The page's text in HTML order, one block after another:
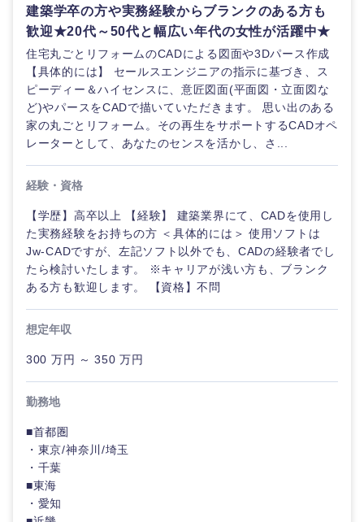
マーケテ
ィング
営業
サービス
リ
イ
テ
ィ
ブ
専門職
技術職
Webサー
ビス・制
作、ゲー
ム
技術職
経営企画
政策渉外
その他企画業務
営業
サービス
クリエイティブ
コンサルタント
専門職
技術職（IT）、Webサービス・制作、ゲーム
技術職（モノづくり）
メディカル
不動産専門職
建設・施工管理
事務職
その他
食品・化粧品・アパレル・消費財
メディカル・ヘルスケア・ライフサイエンス
金融
建設・不動産
倉庫・運輸・物流
小売・通販・外食
IT・通信
関東地方
茨城県 栃木県
群馬県 埼玉県
千葉県 東京都
神奈川県
甲信越・北陸
石川県
こだわり条件を入力ください
急募 第二新卒
上場企業
スタートアップ企
業
外資系企業
転勤なし 海外勤務あり
フルリモート
年間休日120日以
上
建築学卒の方や実務経験からブランクのある方も
歓迎★20代～50代と幅広い年代の女性が活躍中★
住宅丸ごとリフォームのCADによる図面や3Dパース作成
【具体的には】 セールスエンジニアの指示に基づき、ス
ピーディー＆ハイセンスに、意匠図面(平面図・立面図な
ど)やパースをCADで描いていただきます。 思い出のある
家の丸ごとリフォーム。その再生をサポートするCADオペ
レーターとして、あなたのセンスを活かし、さ...
経験・資格
【学歴】高卒以上 【経験】 建築業界にて、CADを使用し
た実務経験をお持ちの方 ＜具体的には＞ 使用ソフトは
Jw-CADですが、左記ソフト以外でも、CADの経験者でし
たら検討いたします。 ※キャリアが浅い方も、ブランク
ある方も歓迎します。 【資格】不問
想定年収
300 万円 ～ 350 万円
勤務地
■首都圏
・東京/神奈川/埼玉
・千葉
■東海
・愛知